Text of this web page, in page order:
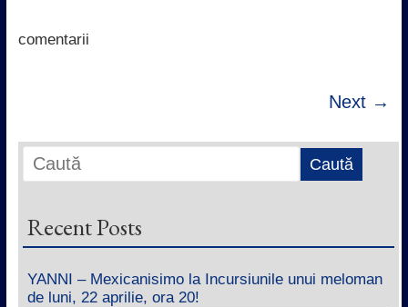
k
p
comentarii
Next →
Recent Posts
YANNI – Mexicanisimo la Incursiunile unui meloman
de luni, 22 aprilie, ora 20!